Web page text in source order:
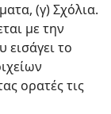
(γ) Σχόλια.
με την
το
ορατές τις